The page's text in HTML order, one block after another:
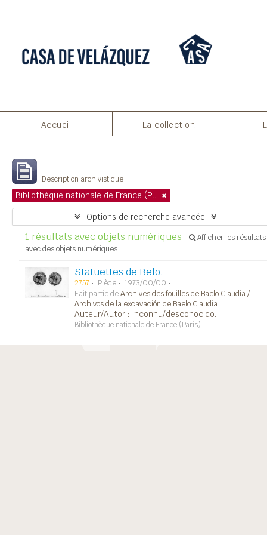
Accueil La collection
Description archivistique
Bibliothèque nationale de France (Paris)
Options de recherche avancée
1 résultats avec objets numériques
Afficher les résultats
avec des objets numériques
Statuettes de Belo.
2757 Pièce
1973/00/00
Fait partie deArchives des fouilles de Baelo Claudia /
Archivos de la excavación de Baelo Claudia
Auteur/Autor : inconnu/desconocido.
Bibliothèque nationale de France (Paris)